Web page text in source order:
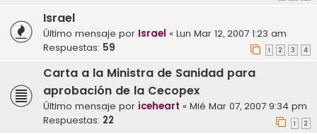
Israel
Último mensaje por Israel « Lun Mar 12, 2007 1:23 am
Respuestas: 59 1 2 3 4
Carta a la Ministra de Sanidad para
aprobación de la Cecopex
Último mensaje por iceheart « Mié Mar 07, 2007 9:34 pm
Respuestas: 22 1 2